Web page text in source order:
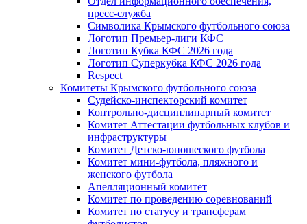
пресс-служба
Символика Крымского футбольного союза
Логотип Премьер-лиги КФС
Логотип Кубка КФС 2026 года
Логотип Суперкубка КФС 2026 года
Respect
Комитеты Крымского футбольного союза
Судейско-инспекторский комитет
Контрольно-дисциплинарный комитет
Комитет Аттестации футбольных клубов и
инфраструктуры
Комитет Детско-юношеского футбола
Комитет мини-футбола, пляжного и
женского футбола
Апелляционный комитет
Комитет по проведению соревнований
Комитет по статусу и трансферам